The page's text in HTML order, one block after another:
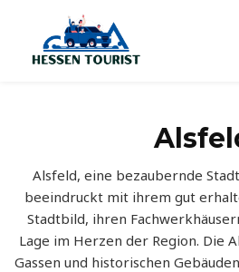
springen
Alsfeld, eine bezaubernde
beeindruckt mit ihrem gut
Stadtbild, ihren
Lage im Herzen der Region. Die
Gassen und historischen